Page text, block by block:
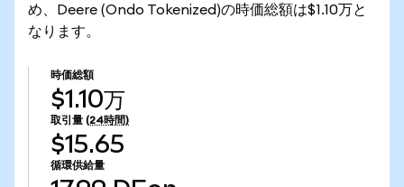
め、Deere (Ondo Tokenized)の時価総額は$1.10万と
なります。
時価総額
$1.10万
取引量 (24時間)
$15.65
循環供給量